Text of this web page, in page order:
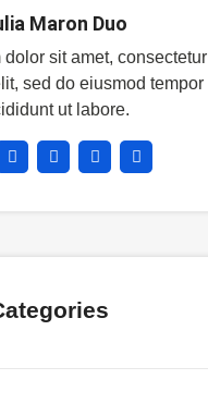
Maron Duo
dolor sit amet, consectetur
sed do eiusmod tempor
ut labore.